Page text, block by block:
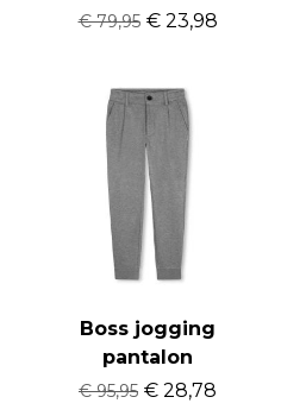
€ 79,95 € 23,98
Boss jogging
pantalon
€ 95,95 € 28,78